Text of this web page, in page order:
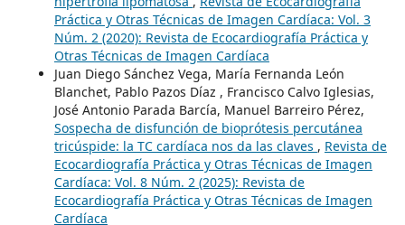
Práctica y Otras Técnicas de Imagen Cardíaca: Vol. 3
Núm. 2 (2020): Revista de Ecocardiografía Práctica y
Otras Técnicas de Imagen Cardíaca
Juan Diego Sánchez Vega, María Fernanda León
Blanchet, Pablo Pazos Díaz , Francisco Calvo Iglesias,
José Antonio Parada Barcía, Manuel Barreiro Pérez,
Sospecha de disfunción de bioprótesis percutánea
tricúspide: la TC cardíaca nos da las claves , Revista de
Ecocardiografía Práctica y Otras Técnicas de Imagen
Cardíaca: Vol. 8 Núm. 2 (2025): Revista de
Ecocardiografía Práctica y Otras Técnicas de Imagen
Cardíaca